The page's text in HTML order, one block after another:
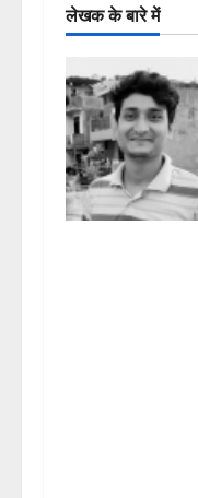
लेखक के बारे में